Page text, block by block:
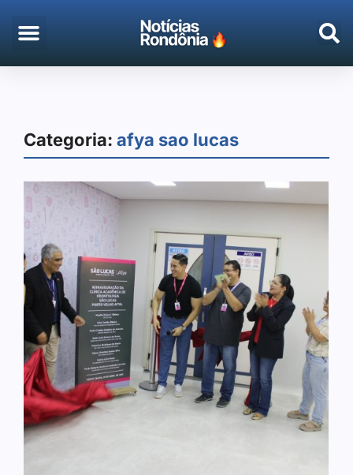
Categoria: afya sao lucas